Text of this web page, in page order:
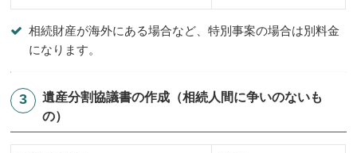
相続財産が海外にある場合など、特別事案の場合は別料金
になります。
遺産分割協議書の作成（相続人間に争いのないも
の）